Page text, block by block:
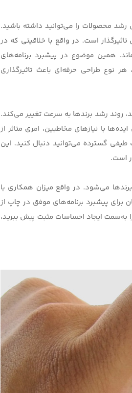
رشد محصولات را می‌توانید داشته باشید.
است. در واقع با خلاقیتی که در
همین موضوع در پیشبرد برنامه‌های
، هر نوع طراحی حرفه‌ای باعث تاثیرگذاری
روند رشد برندها به‌ سرعت تغییر می‌کند.
با نیازهای مخاطبین، امری متاثر از
گسترده می‌توانید دنبال کنید. این
است.
می‌شود. در واقع میزان همکاری با
پیشبرد برنامه‌های موفق در چاپ از
به‌سمت ایجاد احساسات مثبت پبش ببرید،